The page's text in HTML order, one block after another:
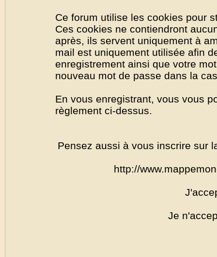
Ce forum utilise les cookies pour
Ces cookies ne contiendront
après, ils servent uniquement à
mail est uniquement utilisée afin
enregistrement ainsi que votre
nouveau mot de passe dans la
En vous enregistrant, vous vous
règlement ci-dessus.
Pensez aussi à vous inscrire sur
http://
Je